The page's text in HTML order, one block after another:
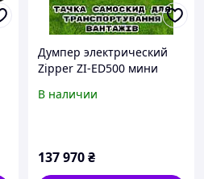
Думпер электрический
Zipper ZI-ED500 мини
аккумулятораная
В наличии
137 970₴